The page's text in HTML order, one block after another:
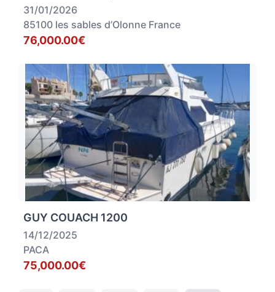
31/01/2026
85100 les sables d’Olonne France
76,000.00€
GUY COUACH 1200
14/12/2025
PACA
75,000.00€